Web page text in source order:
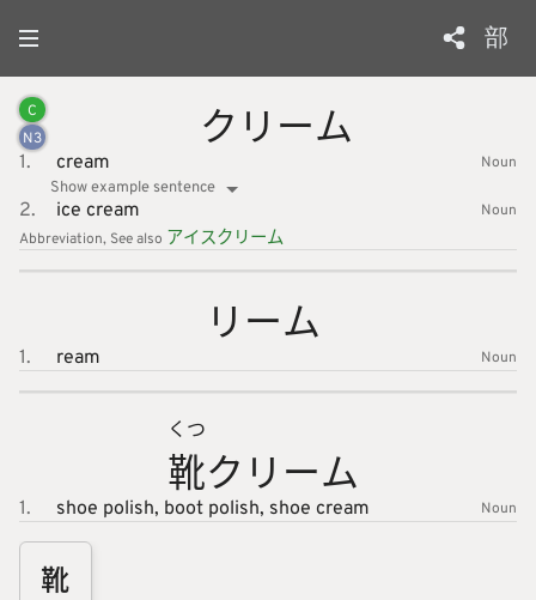
部
C
N3 クリーム
1. cream
Noun
Show example sentence
2. ice cream
Noun
Abbreviation See also アイスクリーム
リーム
1. ream Noun
靴
くつ
クリーム
1. shoe polish, boot polish, shoe cream Noun
靴